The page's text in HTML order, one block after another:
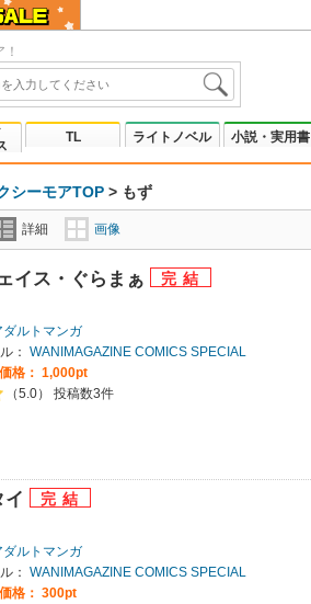
TL ライトノベル 小説・実用書
シーモアTOP > もず
詳細 画像
イス・ぐらまぁ
ダルトマンガ
： WANIMAGAZINE COMICS SPECIAL
価格： 1,000pt
（5.0） 投稿数3件
ダルトマンガ
： WANIMAGAZINE COMICS SPECIAL
価格： 300pt